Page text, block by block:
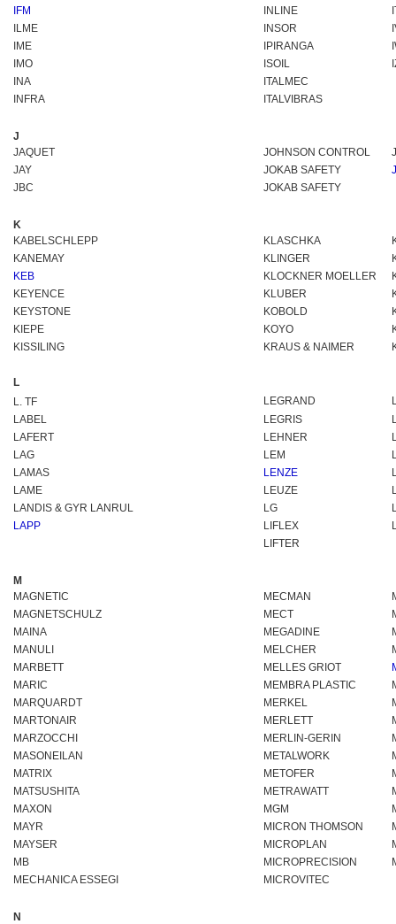
IFM
INLINE
ILME
INSOR
IME
IPIRANGA
IMO
ISOIL
INA
ITALMEC
INFRA
ITALVIBRAS
J
JAQUET
JOHNSON CONTROL
JAY
JOKAB SAFETY
JBC
JOKAB SAFETY
K
KABELSCHLEPP
KLASCHKA
KANEMAY
KLINGER
KEB
KLOCKNER MOELLER
KEYENCE
KLUBER
KEYSTONE
KOBOLD
KIEPE
KOYO
KISSILING
KRAUS & NAIMER
L
L. TF
LEGRAND
LABEL
LEGRIS
LAFERT
LEHNER
LAG
LEM
LAMAS
LENZE
LAME
LEUZE
LANDIS & GYR LANRUL
LG
LAPP
LIFLEX
LIFTER
M
MAGNETIC
MECMAN
MAGNETSCHULZ
MECT
MAINA
MEGADINE
MANULI
MELCHER
MARBETT
MELLES GRIOT
MARIC
MEMBRA PLASTIC
MARQUARDT
MERKEL
MARTONAIR
MERLETT
MARZOCCHI
MERLIN-GERIN
MASONEILAN
METALWORK
MATRIX
METOFER
MATSUSHITA
METRAWATT
MAXON
MGM
MAYR
MICRON THOMSON
MAYSER
MICROPLAN
MB
MICROPRECISION
MECHANICA ESSEGI
MICROVITEC
N